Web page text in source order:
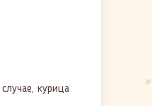
курица